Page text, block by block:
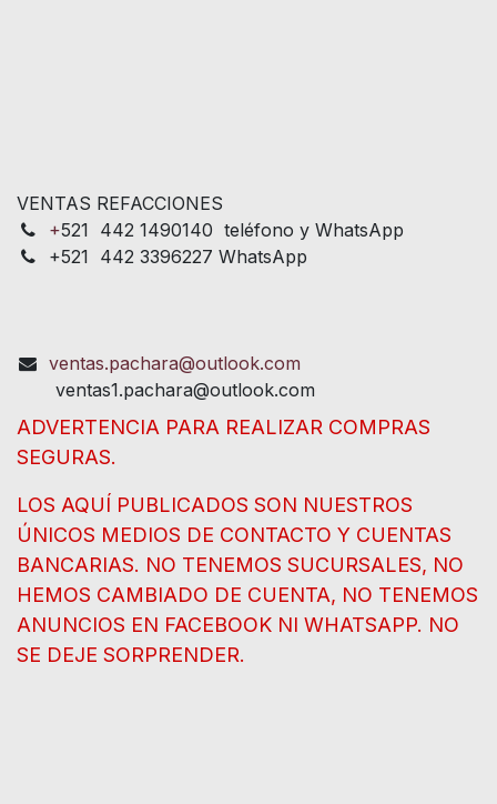
VENTAS REFACCIONES
+521 442 1490140 teléfono y WhatsApp
+521 442 3396227 WhatsApp
ventas.pachara@outlook.com
ventas1.pachara@outlook.com
ADVERTENCIA PARA REALIZAR COMPRAS
SEGURAS.
LOS AQUÍ PUBLICADOS SON NUESTROS
ÚNICOS MEDIOS DE CONTACTO Y CUENTAS
BANCARIAS. NO TENEMOS SUCURSALES, NO
HEMOS CAMBIADO DE CUENTA, NO TENEMOS
ANUNCIOS EN FACEBOOK NI WHATSAPP. NO
SE DEJE SORPRENDER.